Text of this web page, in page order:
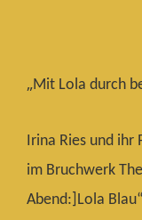
„Mit Lola durch
Irina Ries und ihr
im Bruchwerk
Abend:]Lola